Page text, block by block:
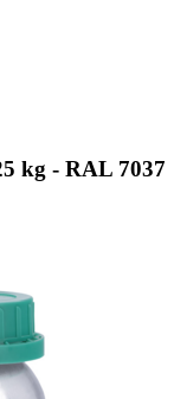
kg - RAL 7037